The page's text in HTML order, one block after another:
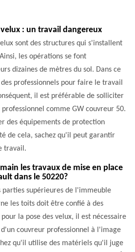
: un travail dangereux
sont des structures qui s'installent
les opérations se font
dizaines de mètres du sol. Dans ce
professionnels pour faire le travail
il est préférable de solliciter
comme GW couvreur 50.
des équipements de protection
de cela, sachez qu'il peut garantir
travail.
les travaux de mise en place
dans le 50220?
parties supérieures de l'immeuble
les toits doit être confié à des
la pose des velux, il est nécessaire
couvreur professionnel à l'image
qu'il utilise des matériels qu'il juge